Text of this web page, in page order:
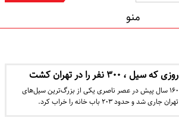
منو
روزی که سیل ، ۳۰۰ نفر را در تهران کشت
۱۶۰ سال پیش در عصر ناصری یکی از بزرگ‌ترین سیل‌های
تهران جاری شد و حدود ۲۰۳ باب خانه را خراب کرد.